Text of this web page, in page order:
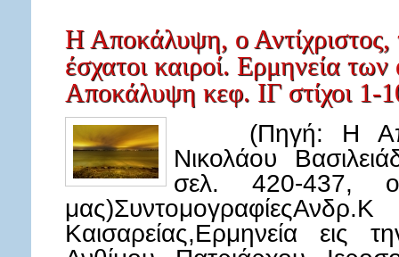
Η Αποκάλυψη, ο Αντίχριστος,
έσχατοι καιροί. Ερμηνεία
Αποκάλυψη κεφ. ΙΓ στίχοι 1-
(Πηγή: Η
Νικολάου
σελ. 420-437,
Καισαρείας,Ερμηνεία εις